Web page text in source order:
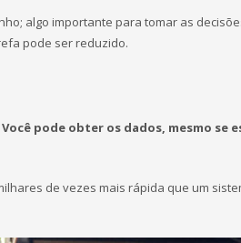
algo importante para tomar as
pode ser reduzido.
Você pode obter os dados, mesmo se
de vezes mais rápida que um